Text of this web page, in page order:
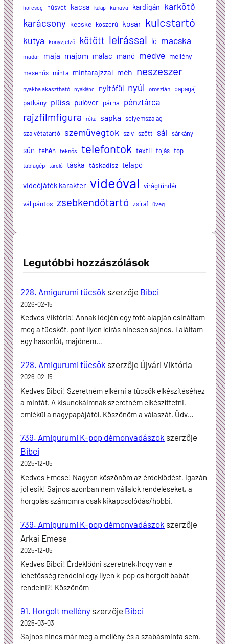
hörcsög húsvét kacsa kalap kanava kardigán karkötő
karácsony kecske koszorú kosár kulcstartó
kutya könyvjelző kötött leírással ló macska
madár maja majom malac manó medve mellény
mesehős minta mintarajzzal méh neszeszer
nyakba akasztható nyaklánc nyitófül nyúl oroszlán
papagáj
patkány plüss pulóver párna pénztárca
rajzfilmfigura róka sapka selyemszalag
szalvétatartó
szemüvegtok szív szőtt sál sárkány
sün tehén teknős telefontok textil tojás top
táblagép tároló táska táskadísz télapó
videójáték karakter videóval virágtündér
vállpántos zsebkendőtartó zsiráf üveg
Legutóbbi hozzászólások
228. Amigurumi tücsök szerzője Bibci
2026-02-15
Kedves Viktória! Annak idején egy fotó alapján csináltam
meg a tücsköt, pont ilyen leírás nincsen sajnos. Találtam
egy hasonlót, majdnem…
228. Amigurumi tücsök szerzője Újvári Viktória
2026-02-15
Kedves Bibci! Szeretném elkérni a tücsök elkészítéséhez
a mintát. A kisunokáimnak szeretném elkészíttetni,
emlékül a nagypapájától. Köszönöm a válaszát. Üdv…
739. Amigurumi K-pop démonvadászok szerzője
Bibci
2025-12-05
Kedves Emese! Nagyon köszönöm az érdeklődést, igazán
jól esik! Sajnos azonban nem vállalok rendeléseket, a
horgolás számomra csak kikapcsolódás/hobbi.
739. Amigurumi K-pop démonvadászok szerzője
Arkai Emese
2025-12-05
Kedves Bibci! Érdeklődni szeretnék,hogy van e
lehetősség rendelni egy ilyen k-pop os horgolt babát
rendelni?! Köszönöm
91. Horgolt mellény szerzője Bibci
2025-03-03
Sajnos nincs már meg a mellény és a szabásminta sem,